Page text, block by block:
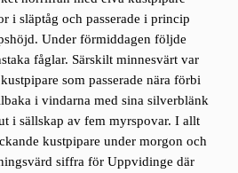
i släptåg och passerade i princip
Under förmiddagen följde
fåglar. Särskilt minnesvärt var
som passerade nära förbi
i vindarna med sina silverblänk
i sällskap av fem myrspovar. I allt
kustpipare under morgon och
siffra för Uppvidinge där